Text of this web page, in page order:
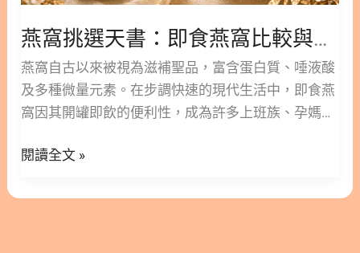
燕窩挑選天書：即食燕窩比較與固形物含量判讀，避開添加物地雷
燕窩自古以來被視為滋補聖品，富含蛋白質、唾液酸
及多種微量元素。在步調快速的現代生活中，即食燕
窩因其開罐即飲的便利性，成為許多上班族、孕媽咪
入了解即食燕窩的各種細節，從不同產品的比較、正
的高品質燕窩。 ○ 版本閱讀│懷孕與術後調養必讀：
含
量
判
讀，
開
加
閱讀全文 »